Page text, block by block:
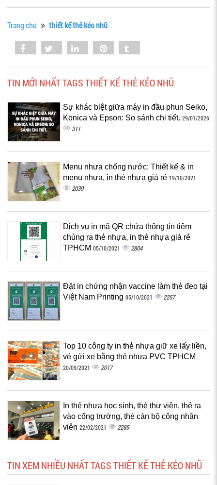
Trang chủ thiết kế thẻ kéo nhũ
Share Tweet Share
TIN MỚI NHẤT TAGS THIẾT KẾ THẺ KÉO NHŨ
Sự khác biệt giữa máy in đầu phun Seiko,
Konica và Epson: So sánh chi tiết. 29/01/2026
311
Menu nhựa chống nước: Thiết kế & in
menu nhựa, in thẻ nhựa giá rẻ 19/10/2021
2039
Dịch vụ in mã QR chứa thông tin tiêm
chủng ra thẻ nhựa, in thẻ nhựa giá rẻ
TPHCM 05/10/2021 2804
Đặt in chứng nhận vaccine làm thẻ đeo tại
Việt Nam Printing 05/10/2021 2257
Top 10 công ty in thẻ nhựa giữ xe lấy liền,
vé gửi xe bằng thẻ nhựa PVC TPHCM
20/09/2021 2017
In thẻ nhựa học sinh, thẻ thư viện, thẻ ra
vào cổng trường, thẻ cán bộ công nhân
viên 22/02/2021 2285
TIN XEM NHIỀU NHẤT TAGS THIẾT KẾ THẺ KÉO NHŨ